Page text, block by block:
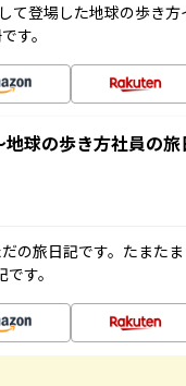
て登場した地球の歩き
す。
球の歩き方社員の
の旅日記です。たまた
す。